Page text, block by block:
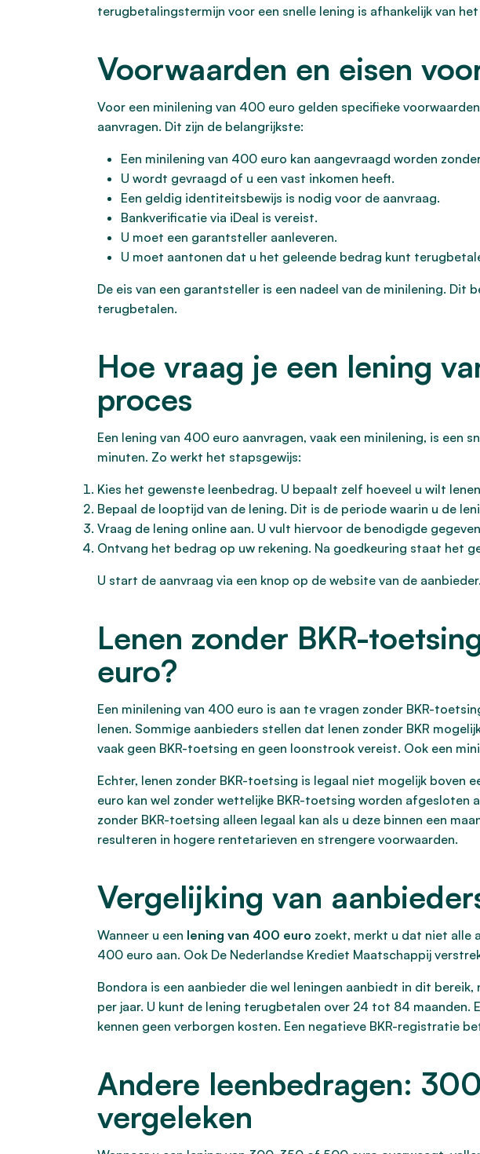
terugbetalingstermijn voor een snelle lening is afhankelijk van
Voorwaarden en eisen
Voor een minilening van 400 euro gelden specifieke
aanvragen. Dit zijn de belangrijkste:
Een minilening van 400 euro kan aangevraagd worden
U wordt gevraagd of u een vast inkomen heeft.
Een geldig identiteitsbewijs is nodig voor de aanvraag.
Bankverificatie via iDeal is vereist.
U moet een garantsteller aanleveren.
U moet aantonen dat u het geleende bedrag kunt
De eis van een garantsteller is een nadeel van de minilening.
terugbetalen.
Hoe vraag je een lening
proces
Een lening van 400 euro aanvragen, vaak een minilening, is een
minuten. Zo werkt het stapsgewijs:
Kies het gewenste leenbedrag. U bepaalt zelf hoeveel u wilt
Bepaal de looptijd van de lening. Dit is de periode waarin u de
Vraag de lening online aan. U vult hiervoor de benodigde
Ontvang het bedrag op uw rekening. Na goedkeuring staat het
U start de aanvraag via een knop op de website van de aanbieder.
Lenen zonder BKR-
euro?
Een minilening van 400 euro is aan te vragen zonder BKR-
lenen. Sommige aanbieders stellen dat lenen zonder BKR
vaak geen BKR-toetsing en geen loonstrook vereist. Ook een
Echter, lenen zonder BKR-toetsing is legaal niet mogelijk boven
euro kan wel zonder wettelijke BKR-toetsing worden
zonder BKR-toetsing alleen legaal kan als u deze binnen een
resulteren in hogere rentetarieven en strengere voorwaarden.
Vergelijking van
Wanneer u een lening van 400 euro zoekt, merkt u dat niet alle
400 euro aan. Ook De Nederlandse Krediet Maatschappij
Bondora is een aanbieder die wel leningen aanbiedt in dit
per jaar. U kunt de lening terugbetalen over 24 tot 84 maanden.
kennen geen verborgen kosten. Een negatieve BKR-registratie
Andere leenbedragen:
vergeleken